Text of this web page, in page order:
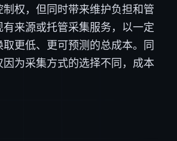
权，但同时带来维护负担和管
来源或托管采集服务，以一定
更低、更可预测的总成本。同
为采集方式的选择不同，成本